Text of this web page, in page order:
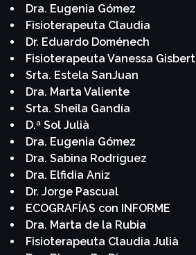
Dra. Eugenia Gómez
Fisioterapeuta Claudia
Dr. Eduardo Doménech
Fisioterapeuta Vanessa Gisbert
Srta. Estela SanJuan
Dra. Marta Valiente
Srta. Sheila Gandía
D.ª Sol Julià
Dra. Eugenia Gómez
Dra. Sabina Rodríguez
Dra. Elfidia Aniz
Dr. Jorge Pascual
ECOGRAFÍAS con INFORME
Dra. Marta de la Rubia
Fisioterapeuta Claudia Julià